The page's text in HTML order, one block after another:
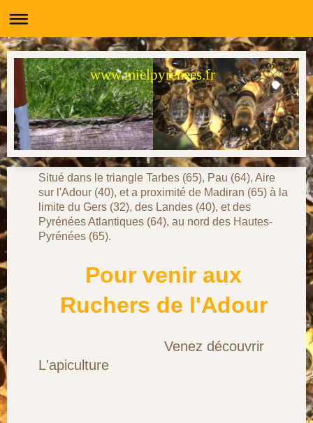
www.mielpyrenees.fr
Situé dans le triangle Tarbes (65), Pau (64), Aire
sur l'Adour (40), et a proximité de Madiran (65) à la
limite du Gers (32), des Landes (40), et des
Pyrénées Atlantiques (64), au nord des Hautes-
Pyrénées (65).
Pour venir aux
Ruchers de l'Adour
Venez découvrir
L'apiculture